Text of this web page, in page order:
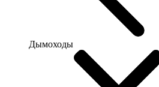
Дымоходы